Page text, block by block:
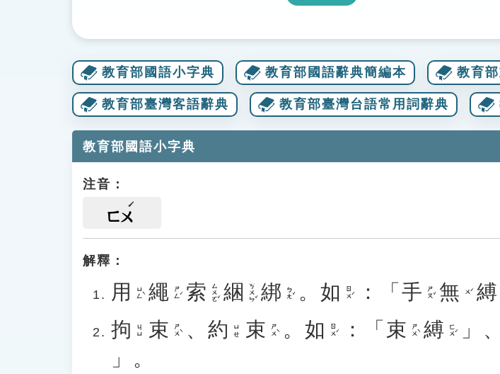
教育部國語小字典 教育部國語辭典簡編本 教育
教育部臺灣客語辭典 教育部臺灣台語常用詞辭典
教育部國語小字典
注音：
ㄈㄨ
解釋：
用 ㄩㄥˋ 繩 ㄕㄥˊ 索 ㄙㄨㄛˇ 綑 ㄎㄨㄣˇ 綁 ㄅㄤˇ 。 如 ㄖㄨˊ ：「 手 ㄕㄡˇ 無 ㄨˊ 縛
拘 ㄐㄩ 束 ㄕㄨˋ 、 約 ㄩㄝ 束 ㄕㄨˋ 。 如 ㄖㄨˊ ：「 束 ㄕㄨˋ 縛 ㄈㄨˊ 」
」。